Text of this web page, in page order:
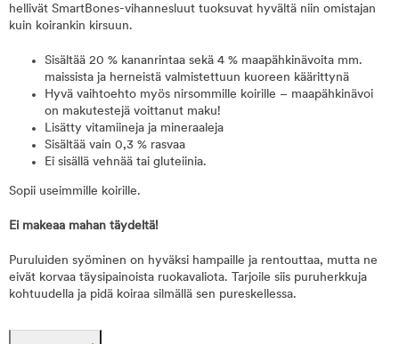
hellivät SmartBones-vihannesluut tuoksuvat hyvältä niin omistajan
kuin koirankin kirsuun.
Sisältää 20 % kananrintaa sekä 4 % maapähkinävoita mm.
maissista ja herneistä valmistettuun kuoreen käärittynä
Hyvä vaihtoehto myös nirsommille koirille – maapähkinävoi
on makutestejä voittanut maku!
Lisätty vitamiineja ja mineraaleja
Sisältää vain 0,3 % rasvaa
Ei sisällä vehnää tai gluteiinia.
Sopii useimmille koirille.
Ei makeaa mahan täydeltä!
Puruluiden syöminen on hyväksi hampaille ja rentouttaa, mutta ne
eivät korvaa täysipainoista ruokavaliota. Tarjoile siis puruherkkuja
kohtuudella ja pidä koiraa silmällä sen pureskellessa.